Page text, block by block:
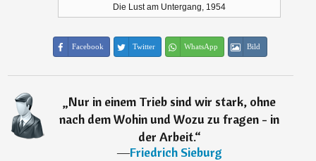
Die Lust am Untergang, 1954
Facebook Twitter WhatsApp Bild
„Nur in einem Trieb sind wir stark, ohne
nach dem Wohin und Wozu zu fragen - in
der Arbeit.“
―Friedrich Sieburg